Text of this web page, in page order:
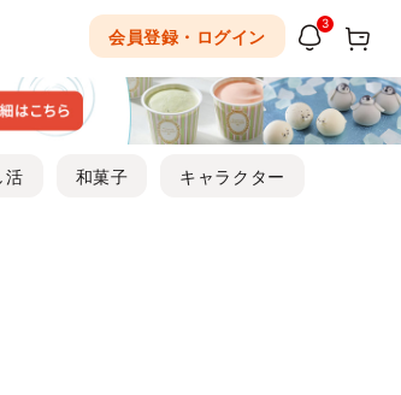
会員登録・ログイン
3
活 和菓子 キャラクター